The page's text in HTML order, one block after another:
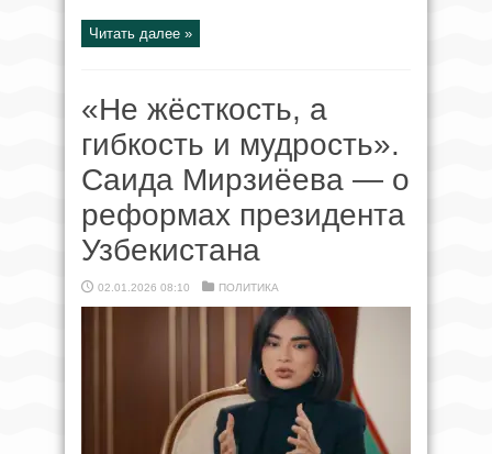
Читать далее »
«Не жёсткость, а
гибкость и мудрость».
Саида Мирзиёева — о
реформах президента
Узбекистана
02.01.2026 08:10 ПОЛИТИКА